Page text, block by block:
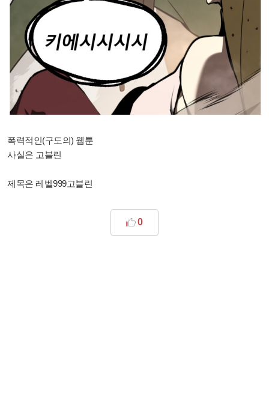
폭력적인(구도의) 웹툰
사실은 고블린
제목은 레벨999고블린
0